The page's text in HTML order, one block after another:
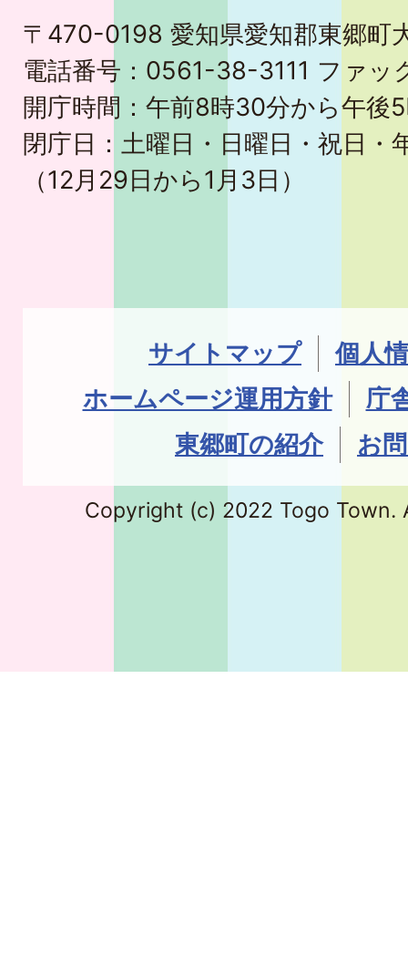
〒470-0198 愛知県愛知郡東郷町
電話番号：0561-38-3111 ファ
開庁時間：午前8時30分から午後
閉庁日：土曜日・日曜日・祝日・
（12月29日から1月3日）
サイトマップ
個人
ホームページ運用方針
庁
東郷町の紹介
お
Copyright (c) 2022 Togo Town.